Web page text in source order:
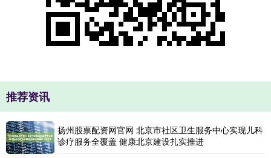
推荐资讯
扬州股票配资网官网 北京市社区卫生服务中心实现儿科
诊疗服务全覆盖 健康北京建设扎实推进